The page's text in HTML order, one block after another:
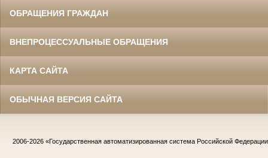
ОБРАЩЕНИЯ ГРАЖДАН
ВНЕПРОЦЕССУАЛЬНЫЕ ОБРАЩЕНИЯ
КАРТА САЙТА
ОБЫЧНАЯ ВЕРСИЯ САЙТА
2006-2026 «Государственная автоматизированная система Российской